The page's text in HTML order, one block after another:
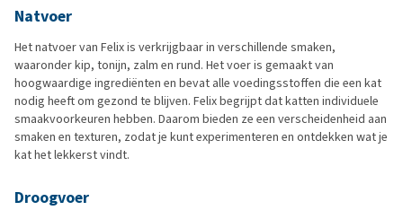
Natvoer
Het natvoer van Felix is verkrijgbaar in verschillende smaken,
waaronder kip, tonijn, zalm en rund. Het voer is gemaakt van
hoogwaardige ingrediënten en bevat alle voedingsstoffen die een kat
nodig heeft om gezond te blijven. Felix begrijpt dat katten individuele
smaakvoorkeuren hebben. Daarom bieden ze een verscheidenheid aan
smaken en texturen, zodat je kunt experimenteren en ontdekken wat je
kat het lekkerst vindt.
Droogvoer